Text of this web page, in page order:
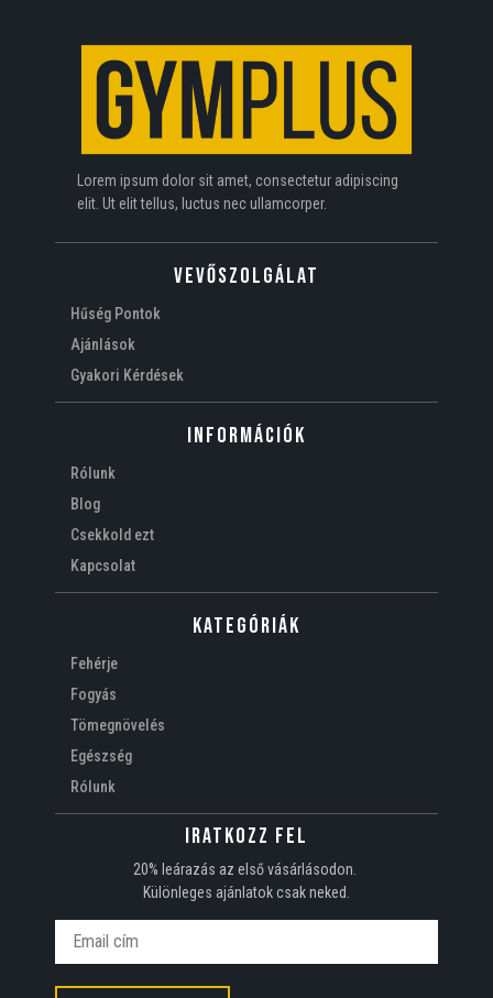
Lorem ipsum dolor sit amet, consectetur adipiscing
elit. Ut elit tellus, luctus nec ullamcorper.
VEVŐSZOLGÁLAT
Hűség Pontok
Ajánlások
Gyakori Kérdések
Információk
Rólunk
Blog
Csekkold ezt
Kapcsolat
Kategóriák
Fehérje
Fogyás
Tömegnövelés
Egészség
Rólunk
Iratkozz fel
20% leárazás az első vásárlásodon.
Különleges ajánlatok csak neked.